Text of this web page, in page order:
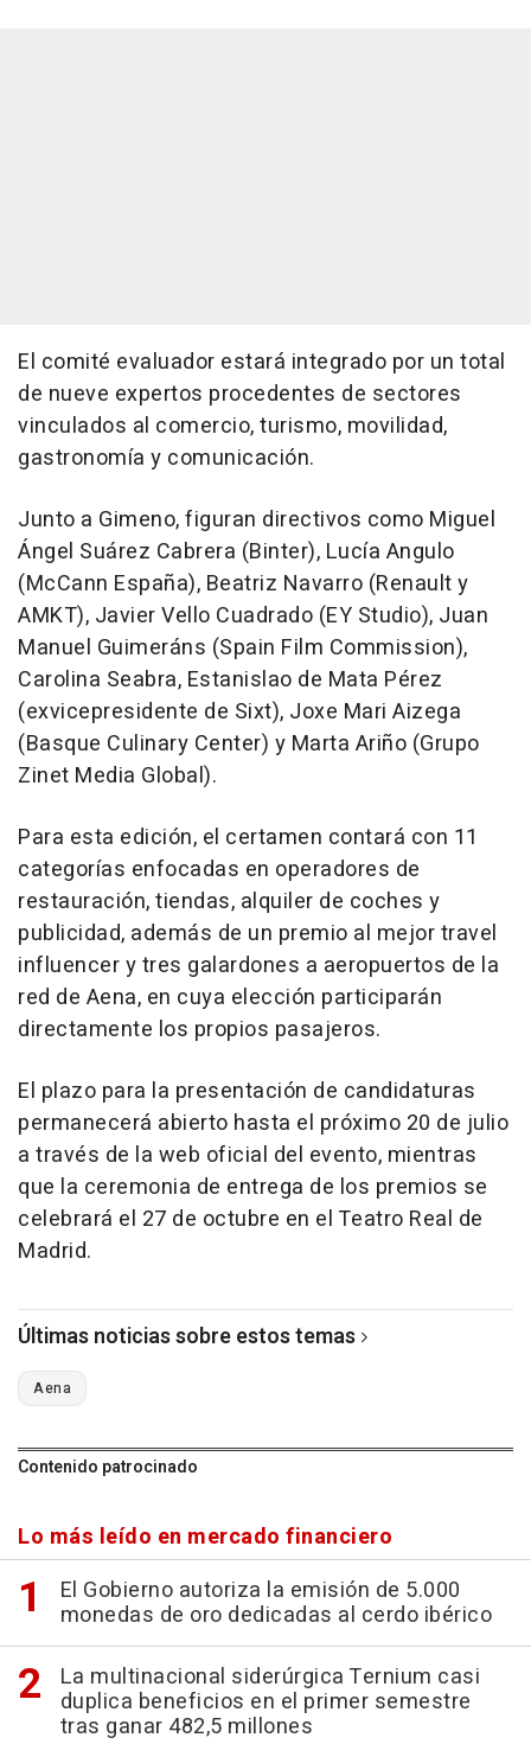
El comité evaluador estará integrado por un total
de nueve expertos procedentes de sectores
vinculados al comercio, turismo, movilidad,
gastronomía y comunicación.
Junto a Gimeno, figuran directivos como Miguel
Ángel Suárez Cabrera (Binter), Lucía Angulo
(McCann España), Beatriz Navarro (Renault y
AMKT), Javier Vello Cuadrado (EY Studio), Juan
Manuel Guimeráns (Spain Film Commission),
Carolina Seabra, Estanislao de Mata Pérez
(exvicepresidente de Sixt), Joxe Mari Aizega
(Basque Culinary Center) y Marta Ariño (Grupo
Zinet Media Global).
Para esta edición, el certamen contará con 11
categorías enfocadas en operadores de
restauración, tiendas, alquiler de coches y
publicidad, además de un premio al mejor travel
influencer y tres galardones a aeropuertos de la
red de Aena, en cuya elección participarán
directamente los propios pasajeros.
El plazo para la presentación de candidaturas
permanecerá abierto hasta el próximo 20 de julio
a través de la web oficial del evento, mientras
que la ceremonia de entrega de los premios se
celebrará el 27 de octubre en el Teatro Real de
Madrid.
Últimas noticias sobre estos temas
Aena
Contenido patrocinado
Lo más leído en mercado financiero
El Gobierno autoriza la emisión de 5.000
monedas de oro dedicadas al cerdo ibérico
La multinacional siderúrgica Ternium casi
duplica beneficios en el primer semestre
tras ganar 482,5 millones